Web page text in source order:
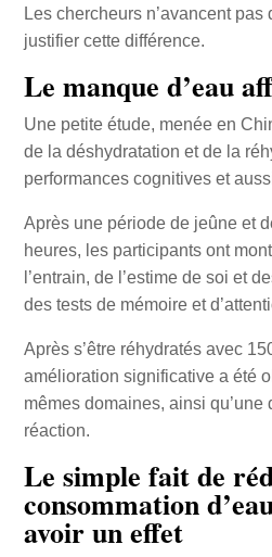
Les chercheurs n’avancent pas
justifier cette différence.
Le manque d’eau
Une petite étude, menée en
de la déshydratation et de la
performances cognitives et
Après une période de jeûne et
heures, les participants ont
l’entrain, de l’estime de soi et
des tests de mémoire et
Après s’être réhydratés avec
amélioration significative a été
mêmes domaines, ainsi
réaction.
Le simple fait de
consommation
avoir un effet